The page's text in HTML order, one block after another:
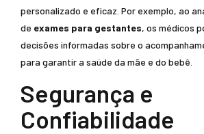
personalizado e eficaz. Por exemplo, ao
de exames para gestantes, os médicos
decisões informadas sobre o
para garantir a saúde da mãe e do bebê.
Segurança e
Confiabilidade